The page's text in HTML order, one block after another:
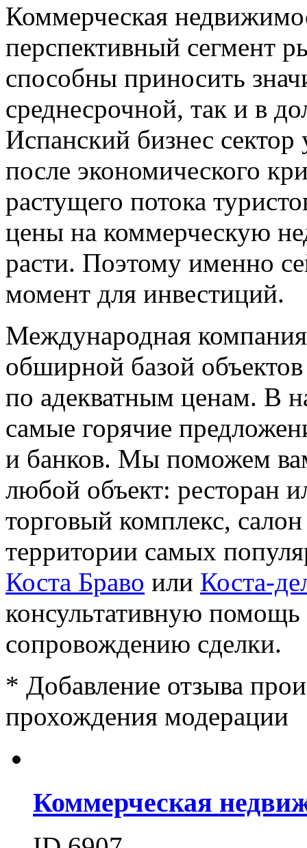
Коммерческая
перспективный сегмент
способны приносить
среднесрочной, так и в
Испанский бизнес
после экономического
растущего потока
цены на коммерческую
расти. Поэтому именно
момент для инвестиций.
Международная компания
обширной базой
по адекватным ценам. В
самые горячие
и банков. Мы поможем
любой объект: ресторан
торговый комплекс,
территории самых
Коста Браво или Коста-
консультативную
сопровождению сделки.
* Добавление отзыва
прохождения модерации
Коммерческая